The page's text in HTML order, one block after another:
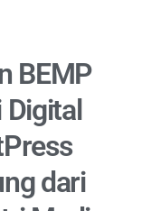
BEMP
Digital
dari